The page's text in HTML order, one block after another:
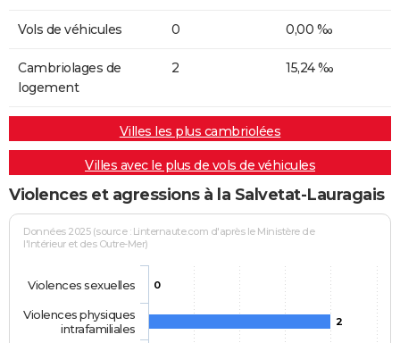
Vols de véhicules 0 0,00 ‰
Cambriolages de
logement
2 15,24 ‰
Villes les plus cambriolées
Villes avec le plus de vols de véhicules
Violences et agressions à la Salvetat-Lauragais
Données 2025 (source : Linternaute.com d'après le Ministère de
l'Intérieur et des Outre-Mer)
0
2
Violences sexuelles
Violences physiques
intrafamiliales